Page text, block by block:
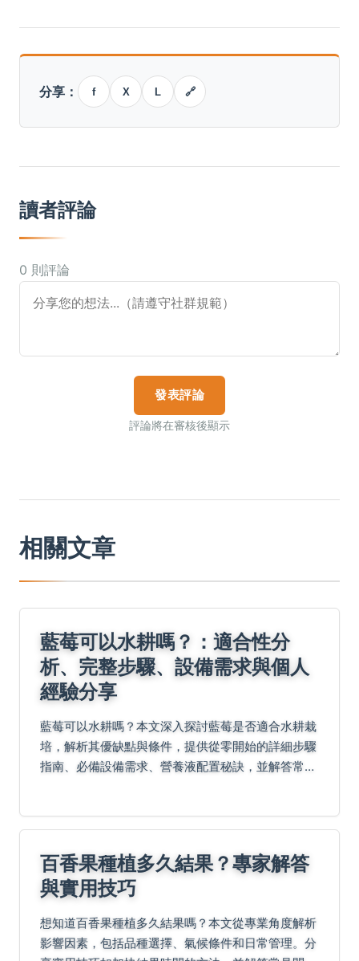
分享： f X L 🔗
讀者評論
0 則評論
發表評論
評論將在審核後顯示
相關文章
藍莓可以水耕嗎？：適合性分
析、完整步驟、設備需求與個人
經驗分享
藍莓可以水耕嗎？本文深入探討藍莓是否適合水耕栽
培，解析其優缺點與條件，提供從零開始的詳細步驟
指南、必備設備需求、營養液配置秘訣，並解答常見
百香果種植多久結果？專家解答
與實用技巧
想知道百香果種植多久結果嗎？本文從專業角度解析
影響因素，包括品種選擇、氣候條件和日常管理。分